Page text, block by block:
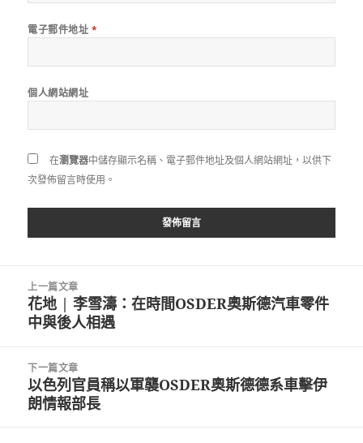
電子郵件地址 *
個人網站網址
在瀏覽器中儲存顯示名稱、電子郵件地址及個人網站網址，以供下
次發佈留言時使用。
上一篇文章
上
一
文
章:
花地 | 李雪濤：在時間OSDER奧斯德汽車零件
中與後人相遇
下一篇文章
下
一
以色列官員稱以軍襲OSDER奧斯德德系車擊伊
朗情報部長